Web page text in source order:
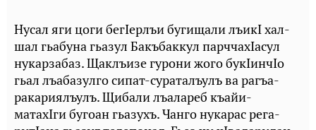
Нусал яги цоги бегIерлъи бугищали лъикI хал-
шал гьабуна гьазул Бакъбаккул парччахIасул
нукарзабаз. Щаклъизе гурони жого букIинчIо
гьал лъабазулго сипат-сураталъулъ ва рагъа-
ракариялъулъ. Щибали лъалареб къайи-
матахIги бугоан гьазухъ. Чанго нукарас рега-